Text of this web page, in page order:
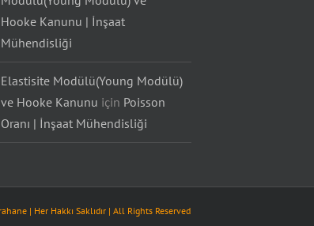
Modülü(Young Modülü) ve
Hooke Kanunu | İnşaat
Mühendisliği
Elastisite Modülü(Young Modülü)
ve Hooke KanunuiçinPoisson
Oranı | İnşaat Mühendisliği